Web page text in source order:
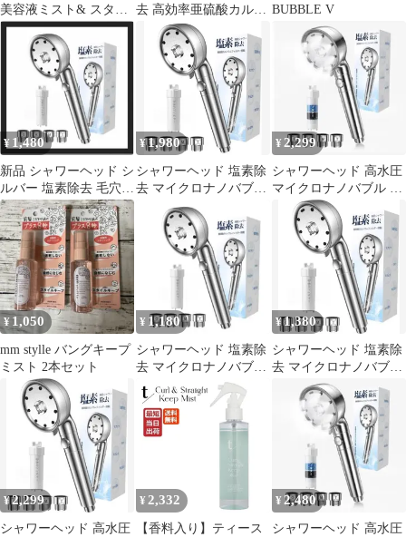
美容液ミスト& スタイ
リングキープヘアオイ
ル 2本セット
去 高効率亜硫酸カルシ
ウムフィルター付き 節
水 高洗浄力
BUBBLE V
¥ 1,480
新品 シャワーヘッド シ
ルバー 塩素除去 毛穴ケ
ア 汚れ 除去 シンプル
¥1,980
シャワーヘッド 塩素除
去 マイクロナノバブ
ル フィルター・6段階
水流・手元止水
¥ 2,299
シャワーヘッド 高水圧
マイクロナノバブル 塩
素除去 6段階水流 手元
止水
¥ 1,050
mm stylle バングキープ
ミスト 2本セット
¥ 1,180
シャワーヘッド 塩素除
去 マイクロナノバブル
高効率亜硫酸カルシウ
ムフィルター
¥1,380
シャワーヘッド 塩素除
去 マイクロナノバブル
節水 超微細泡 1台6役
¥2,299
シャワーヘッド 高水圧
¥ 2,332
【香料入り】ティース
¥2,480
シャワーヘッド 高水圧